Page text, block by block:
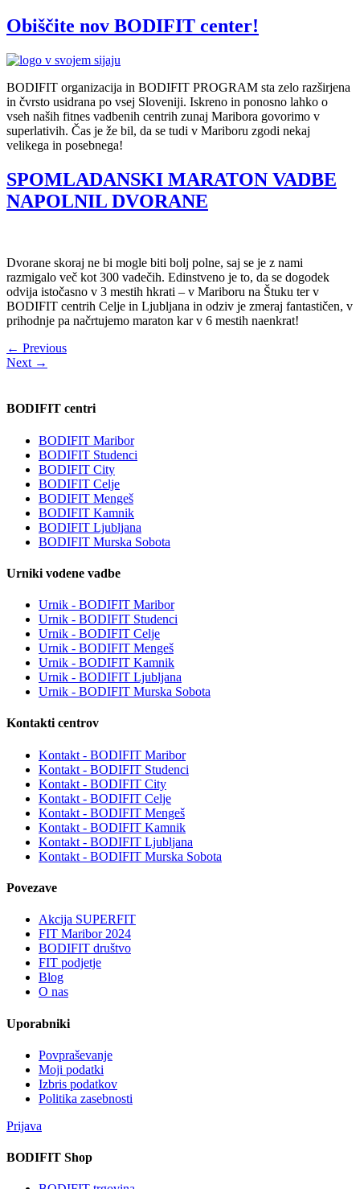
Obiščite nov BODIFIT center!
BODIFIT organizacija in BODIFIT PROGRAM sta zelo razširjena
in čvrsto usidrana po vsej Sloveniji. Iskreno in ponosno lahko o
vseh naših fitnes vadbenih centrih zunaj Maribora govorimo v
superlativih. Čas je že bil, da se tudi v Mariboru zgodi nekaj
velikega in posebnega!
SPOMLADANSKI MARATON VADBE
NAPOLNIL DVORANE
Dvorane skoraj ne bi mogle biti bolj polne, saj se je z nami
razmigalo več kot 300 vadečih. Edinstveno je to, da se dogodek
odvija istočasno v 3 mestih hkrati – v Mariboru na Štuku ter v
BODIFIT centrih Celje in Ljubljana in odziv je zmeraj fantastičen, v
prihodnje pa načrtujemo maraton kar v 6 mestih naenkrat!
← Previous
Next →
BODIFIT centri
BODIFIT Maribor
BODIFIT Studenci
BODIFIT City
BODIFIT Celje
BODIFIT Mengeš
BODIFIT Kamnik
BODIFIT Ljubljana
BODIFIT Murska Sobota
Urniki vodene vadbe
Urnik - BODIFIT Maribor
Urnik - BODIFIT Studenci
Urnik - BODIFIT Celje
Urnik - BODIFIT Mengeš
Urnik - BODIFIT Kamnik
Urnik - BODIFIT Ljubljana
Urnik - BODIFIT Murska Sobota
Kontakti centrov
Kontakt - BODIFIT Maribor
Kontakt - BODIFIT Studenci
Kontakt - BODIFIT City
Kontakt - BODIFIT Celje
Kontakt - BODIFIT Mengeš
Kontakt - BODIFIT Kamnik
Kontakt - BODIFIT Ljubljana
Kontakt - BODIFIT Murska Sobota
Povezave
Akcija SUPERFIT
FIT Maribor 2024
BODIFIT društvo
FIT podjetje
Blog
O nas
Uporabniki
Povpraševanje
Moji podatki
Izbris podatkov
Politika zasebnosti
Prijava
BODIFIT Shop